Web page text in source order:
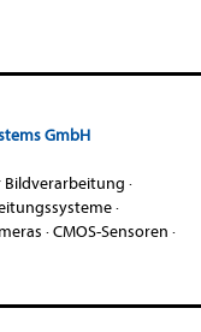
GmbH
Bildverarbeitung ·
·
·CMOS-Sensoren ·